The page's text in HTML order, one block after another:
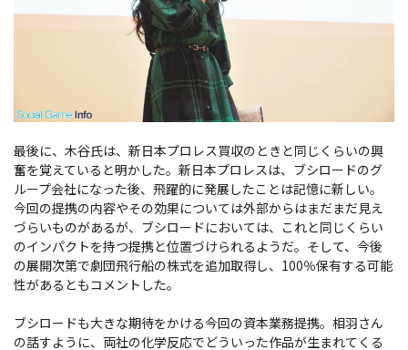
最後に、木谷氏は、新日本プロレス買収のときと同じくらいの興
奮を覚えていると明かした。新日本プロレスは、ブシロードのグ
ループ会社になった後、飛躍的に発展したことは記憶に新しい。
今回の提携の内容やその効果については外部からはまだまだ見え
づらいものがあるが、ブシロードにおいては、これと同じくらい
のインパクトを持つ提携と位置づけられるようだ。そして、今後
の展開次第で劇団飛行船の株式を追加取得し、100％保有する可能
性があるともコメントした。
ブシロードも大きな期待をかける今回の資本業務提携。相羽さん
の話すように、両社の化学反応でどういった作品が生まれてくる